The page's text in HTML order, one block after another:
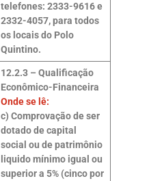
telefones: 2333-9616 e
2332-4057, para todos
os locais do Polo
Quintino.
12.2.3 – Qualificação
Econômico-Financeira
Onde se lê:
c) Comprovação de ser
dotado de capital
social ou de patrimônio
liquido mínimo igual ou
superior a 5% (cinco por